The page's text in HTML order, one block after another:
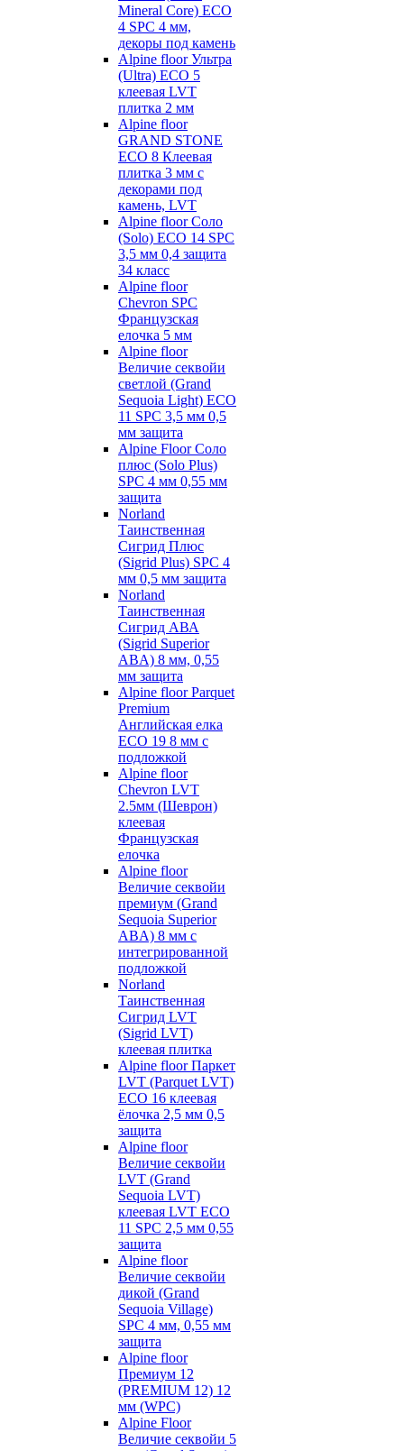
Mineral Core) ECO
4 SPC 4 мм,
декоры под камень
Alpine floor Ультра
(Ultra) ECO 5
клеевая LVT
плитка 2 мм
Alpine floor
GRAND STONE
ECO 8 Клеевая
плитка 3 мм с
декорами под
камень, LVT
Alpine floor Соло
(Solo) ECO 14 SPC
3,5 мм 0,4 защита
34 класс
Alpine floor
Chevron SPC
Французская
елочка 5 мм
Alpine floor
Величие секвойи
светлой (Grand
Sequoia Light) ECO
11 SPC 3,5 мм 0,5
мм защита
Alpine Floor Соло
плюс (Solo Plus)
SPC 4 мм 0,55 мм
защита
Norland
Таинственная
Сигрид Плюс
(Sigrid Plus) SPC 4
мм 0,5 мм защита
Norland
Таинственная
Сигрид АВА
(Sigrid Superior
ABA) 8 мм, 0,55
мм защита
Alpine floor Parquet
Premium
Английская елка
ECO 19 8 мм с
подложкой
Alpine floor
Chevron LVT
2.5мм (Шеврон)
клеевая
Французская
елочка
Alpine floor
Величие секвойи
премиум (Grand
Sequoia Superior
ABA) 8 мм с
интегрированной
подложкой
Norland
Таинственная
Сигрид LVT
(Sigrid LVT)
клеевая плитка
Alpine floor Паркет
LVT (Parquet LVT)
ECO 16 клеевая
ёлочка 2,5 мм 0,5
защита
Alpine floor
Величие секвойи
LVT (Grand
Sequoia LVT)
клеевая LVT ECO
11 SPC 2,5 мм 0,55
защита
Alpine floor
Величие секвойи
дикой (Grand
Sequoia Village)
SPC 4 мм, 0,55 мм
защита
Alpine floor
Премиум 12
(PREMIUM 12) 12
мм (WPC)
Alpine Floor
Величие секвойи 5